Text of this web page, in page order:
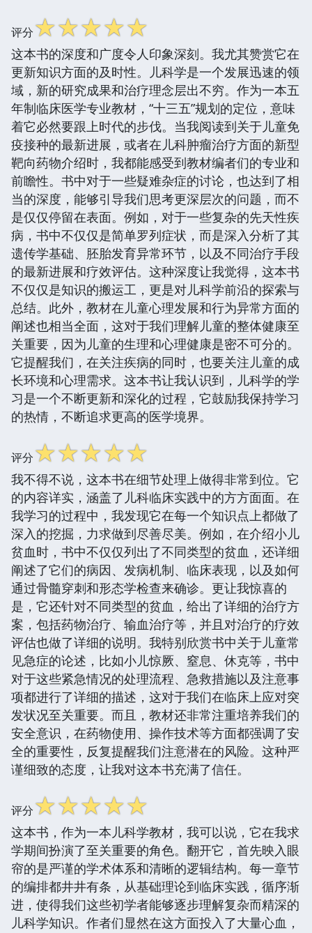
评分☆☆☆☆☆
这本书的深度和广度令人印象深刻。我尤其赞赏它在
更新知识方面的及时性。儿科学是一个发展迅速的领
域，新的研究成果和治疗理念层出不穷。作为一本五
年制临床医学专业教材，“十三五”规划的定位，意味
着它必然要跟上时代的步伐。当我阅读到关于儿童免
疫接种的最新进展，或者在儿科肿瘤治疗方面的新型
靶向药物介绍时，我都能感受到教材编者们的专业和
前瞻性。书中对于一些疑难杂症的讨论，也达到了相
当的深度，能够引导我们思考更深层次的问题，而不
是仅仅停留在表面。例如，对于一些复杂的先天性疾
病，书中不仅仅是简单罗列症状，而是深入分析了其
遗传学基础、胚胎发育异常环节，以及不同治疗手段
的最新进展和疗效评估。这种深度让我觉得，这本书
不仅仅是知识的搬运工，更是对儿科学前沿的探索与
总结。此外，教材在儿童心理发展和行为异常方面的
阐述也相当全面，这对于我们理解儿童的整体健康至
关重要，因为儿童的生理和心理健康是密不可分的。
它提醒我们，在关注疾病的同时，也要关注儿童的成
长环境和心理需求。这本书让我认识到，儿科学的学
习是一个不断更新和深化的过程，它鼓励我保持学习
的热情，不断追求更高的医学境界。
评分☆☆☆☆☆
我不得不说，这本书在细节处理上做得非常到位。它
的内容详实，涵盖了儿科临床实践中的方方面面。在
我学习的过程中，我发现它在每一个知识点上都做了
深入的挖掘，力求做到尽善尽美。例如，在介绍小儿
贫血时，书中不仅仅列出了不同类型的贫血，还详细
阐述了它们的病因、发病机制、临床表现，以及如何
通过骨髓穿刺和形态学检查来确诊。更让我惊喜的
是，它还针对不同类型的贫血，给出了详细的治疗方
案，包括药物治疗、输血治疗等，并且对治疗的疗效
评估也做了详细的说明。我特别欣赏书中关于儿童常
见急症的论述，比如小儿惊厥、窒息、休克等，书中
对于这些紧急情况的处理流程、急救措施以及注意事
项都进行了详细的描述，这对于我们在临床上应对突
发状况至关重要。而且，教材还非常注重培养我们的
安全意识，在药物使用、操作技术等方面都强调了安
全的重要性，反复提醒我们注意潜在的风险。这种严
谨细致的态度，让我对这本书充满了信任。
评分☆☆☆☆☆
这本书，作为一本儿科学教材，我可以说，它在我求
学期间扮演了至关重要的角色。翻开它，首先映入眼
帘的是严谨的学术体系和清晰的逻辑结构。每一章节
的编排都井井有条，从基础理论到临床实践，循序渐
进，使得我们这些初学者能够逐步理解复杂而精深的
儿科学知识。作者们显然在这方面投入了大量心血，